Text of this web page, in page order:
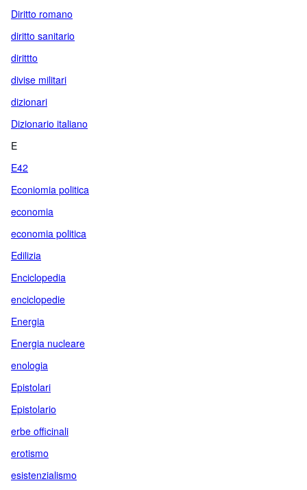
Diritto romano
diritto sanitario
dirittto
divise militari
dizionari
Dizionario italiano
E
E42
Econiomia politica
economia
economia politica
Edilizia
Enciclopedia
enciclopedie
Energia
Energia nucleare
enologia
Epistolari
Epistolario
erbe officinali
erotismo
esistenzialismo